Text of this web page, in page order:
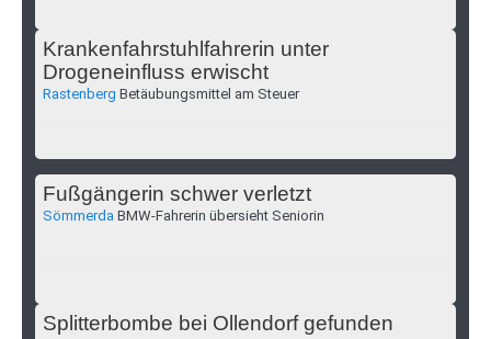
Krankenfahrstuhlfahrerin unter
Drogeneinfluss erwischt
Rastenberg Betäubungsmittel am Steuer
Fußgängerin schwer verletzt
Sömmerda BMW-Fahrerin übersieht Seniorin
Splitterbombe bei Ollendorf gefunden